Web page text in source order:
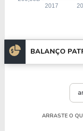
BALANÇO
ARRASTE O